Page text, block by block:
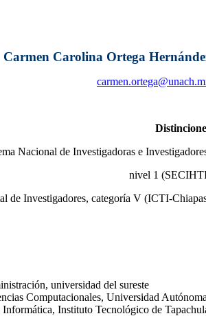
Carmen Carolina Ortega
Nacional de Investigadoras e
nivel 1
de Investigadores, categoría V (ICTI-
universidad del sureste
Computacionales, Universidad
Instituto Tecnológico de